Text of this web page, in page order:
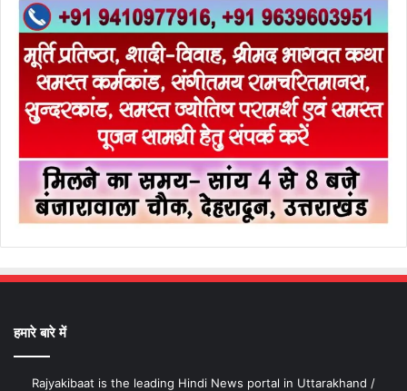
हमारे बारे में
Rajyakibaat is the leading Hindi News portal in Uttarakhand /